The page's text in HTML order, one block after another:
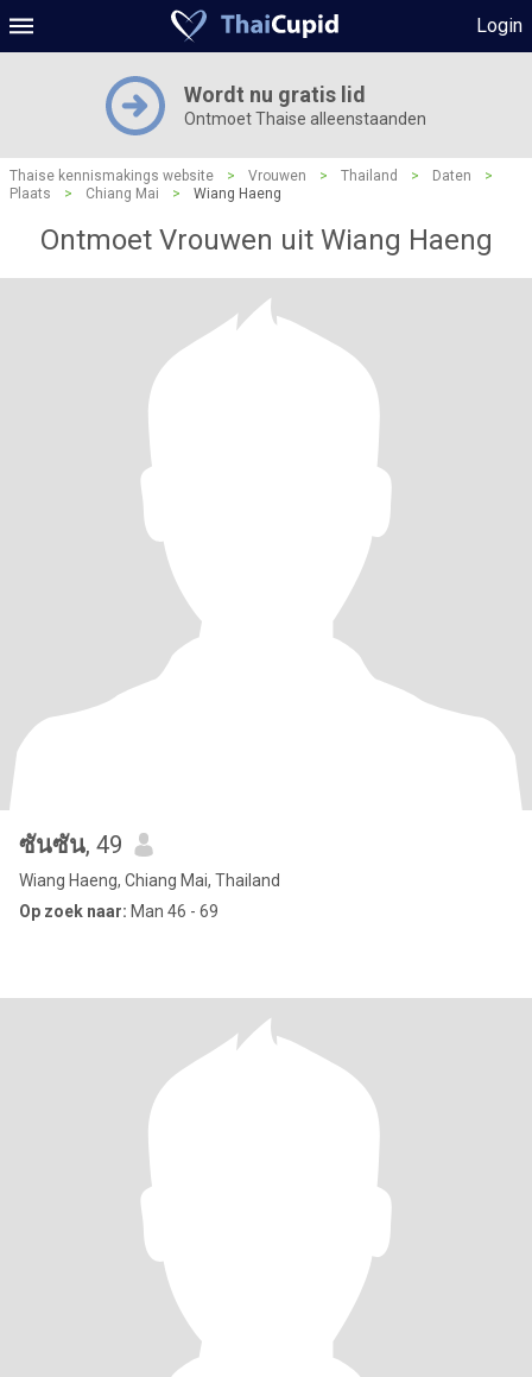
Login
Wordt nu gratis lid
Ontmoet Thaise alleenstaanden
Thaise kennismakings website > Vrouwen > Thailand > Daten
>
Plaats
> Chiang Mai > Wiang Haeng
Ontmoet Vrouwen uit Wiang Haeng
ซันซัน, 49
Wiang Haeng, Chiang Mai, Thailand
Op zoek naar: Man 46 - 69